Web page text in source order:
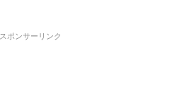
スポンサーリンク